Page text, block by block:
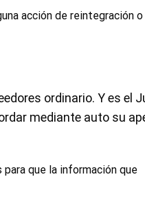
acción de reintegración o
ordinario. Y es el
mediante auto su
que la información que